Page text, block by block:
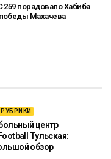
порадовало Хабиба
Махачева
РУБРИКИ
центр
Тульская:
обзор